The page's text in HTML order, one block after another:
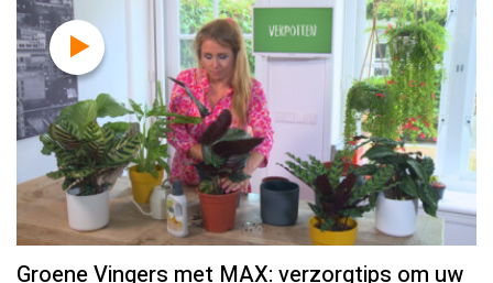
Groene Vingers met MAX: verzorgtips om uw